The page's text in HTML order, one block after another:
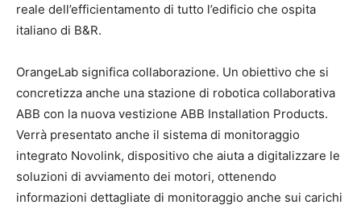
reale dell’efficientamento di tutto l’edificio che ospita
italiano di B&R.
OrangeLab significa collaborazione. Un obiettivo che si
concretizza anche una stazione di robotica collaborativa
ABB con la nuova vestizione ABB Installation Products.
Verrà presentato anche il sistema di monitoraggio
integrato Novolink, dispositivo che aiuta a digitalizzare le
soluzioni di avviamento dei motori, ottenendo
informazioni dettagliate di monitoraggio anche sui carichi